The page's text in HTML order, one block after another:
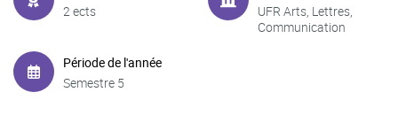
2 ects
UFR Arts, Lettres,
Communication
Période de l'année
Semestre 5